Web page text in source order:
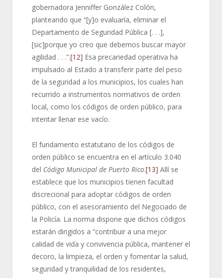
gobernadora Jenniffer González Colón,
planteando que “[y]o evaluaría, eliminar el
Departamento de Seguridad Pública [. . .],
[sic]porque yo creo que debemos buscar mayor
agilidad . . .”.[12] Esa precariedad operativa ha
impulsado al Estado a transferir parte del peso
de la seguridad a los municipios, los cuales han
recurrido a instrumentos normativos de orden
local, como los códigos de orden público, para
intentar llenar ese vacío.
El fundamento estatutario de los códigos de
orden público se encuentra en el artículo 3.040
del Código Municipal de Puerto Rico.[13] Allí se
establece que los municipios tienen facultad
discrecional para adoptar códigos de orden
público, con el asesoramiento del Negociado de
la Policía. La norma dispone que dichos códigos
estarán dirigidos a “contribuir a una mejor
calidad de vida y convivencia pública, mantener el
decoro, la limpieza, el orden y fomentar la salud,
seguridad y tranquilidad de los residentes,